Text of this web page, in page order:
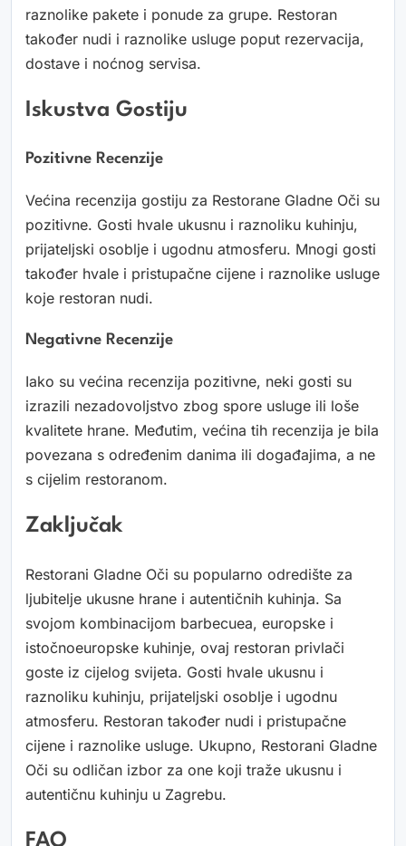
raznolike pakete i ponude za grupe. Restoran
također nudi i raznolike usluge poput rezervacija,
dostave i noćnog servisa.
Iskustva Gostiju
Pozitivne Recenzije
Većina recenzija gostiju za Restorane Gladne Oči su
pozitivne. Gosti hvale ukusnu i raznoliku kuhinju,
prijateljski osoblje i ugodnu atmosferu. Mnogi gosti
također hvale i pristupačne cijene i raznolike usluge
koje restoran nudi.
Negativne Recenzije
Iako su većina recenzija pozitivne, neki gosti su
izrazili nezadovoljstvo zbog spore usluge ili loše
kvalitete hrane. Međutim, većina tih recenzija je bila
povezana s određenim danima ili događajima, a ne
s cijelim restoranom.
Zaključak
Restorani Gladne Oči su popularno odredište za
ljubitelje ukusne hrane i autentičnih kuhinja. Sa
svojom kombinacijom barbecuea, europske i
istočnoeuropske kuhinje, ovaj restoran privlači
goste iz cijelog svijeta. Gosti hvale ukusnu i
raznoliku kuhinju, prijateljski osoblje i ugodnu
atmosferu. Restoran također nudi i pristupačne
cijene i raznolike usluge. Ukupno, Restorani Gladne
Oči su odličan izbor za one koji traže ukusnu i
autentičnu kuhinju u Zagrebu.